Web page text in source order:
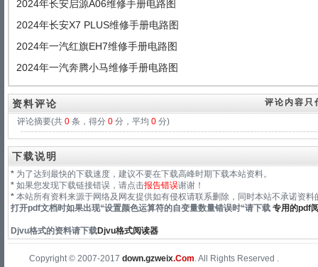
2024年长安启源A06维修手册电路图
2024年长安X7 PLUS维修手册电路图
2024年一汽红旗EH7维修手册电路图
2024年一汽奔腾小马维修手册电路图
资料评论
评论内容只
评论摘要(共 0 条，得分 0 分，平均 0 分)
下载说明
* 为了达到最快的下载速度，建议不要在下载高峰时期下载本站资料。
* 如果您发现下载链接错误，请点击报告错误谢谢！
* 本站所有资料来源于网络及网友提供如有侵权请联系删除，同时本站不承诺资料
打开pdf文档时如果出现“设置颜色运算符的自变量数量错误时“请下载 专用的pdf
Djvu格式的资料请下载Djvu格式阅读器
Copyright © 2007-2017 down.gzweix.Com. All Rights Reserved .